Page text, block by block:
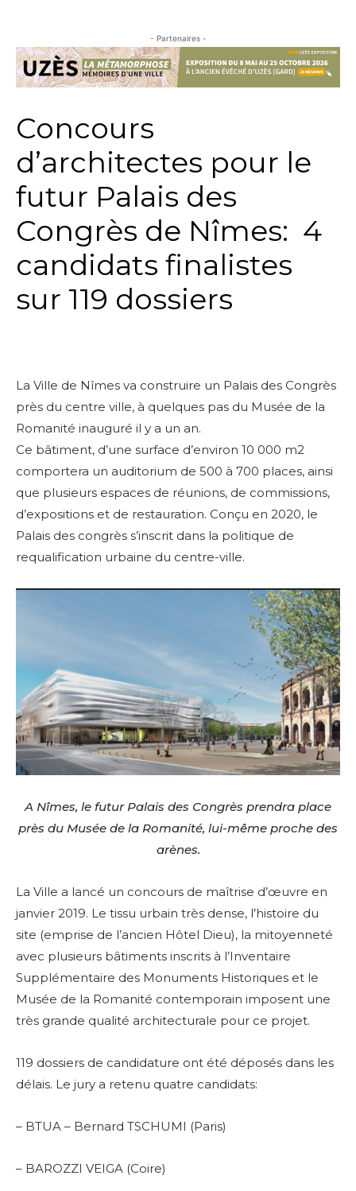
- Partenaires -
Concours
d’architectes pour le
futur Palais des
Congrès de Nîmes: 4
candidats finalistes
sur 119 dossiers
La Ville de Nîmes va construire un Palais des Congrès
près du centre ville, à quelques pas du Musée de la
Romanité inauguré il y a un an.
Ce bâtiment, d’une surface d’environ 10 000 m2
comportera un auditorium de 500 à 700 places, ainsi
que plusieurs espaces de réunions, de commissions,
d’expositions et de restauration. Conçu en 2020, le
Palais des congrès s’inscrit dans la politique de
requalification urbaine du centre-ville.
A Nîmes, le futur Palais des Congrès prendra place
près du Musée de la Romanité, lui-même proche des
arènes.
La Ville a lancé un concours de maîtrise d’œuvre en
janvier 2019. Le tissu urbain très dense, l’histoire du
site (emprise de l’ancien Hôtel Dieu), la mitoyenneté
avec plusieurs bâtiments inscrits à l’Inventaire
Supplémentaire des Monuments Historiques et le
Musée de la Romanité contemporain imposent une
très grande qualité architecturale pour ce projet.
119 dossiers de candidature ont été déposés dans les
délais. Le jury a retenu quatre candidats:
– BTUA – Bernard TSCHUMI (Paris)
– BAROZZI VEIGA (Coire)